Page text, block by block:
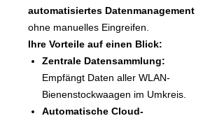
automatisiertes Datenmanagement
ohne manuelles Eingreifen.
Ihre Vorteile auf einen Blick:
Zentrale Datensammlung:
Empfängt Daten aller WLAN-
Bienenstockwaagen im Umkreis.
Automatische Cloud-